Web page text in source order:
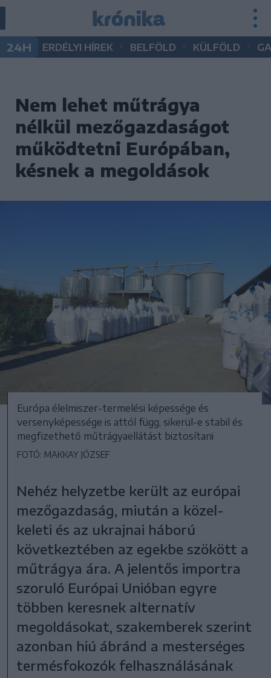
24H ERDÉLYI HÍREK BELFÖLD KÜLFÖLD
Nem lehet műtrágya
nélkül mezőgazdaságot
működtetni Európában,
késnek a megoldások
Európa élelmiszer-termelési képessége és
versenyképessége is attól függ, sikerül-e stabil és
megfizethető műtrágyaellátást biztosítani
FOTÓ: MAKKAY JÓZSEF
Nehéz helyzetbe került az európai
mezőgazdaság, miután a közel-
keleti és az ukrajnai háború
következtében az egekbe szökött a
műtrágya ára. A jelentős importra
szoruló Európai Unióban egyre
többen keresnek alternatív
megoldásokat, szakemberek szerint
azonban hiú ábránd a mesterséges
termésfokozók felhasználásának